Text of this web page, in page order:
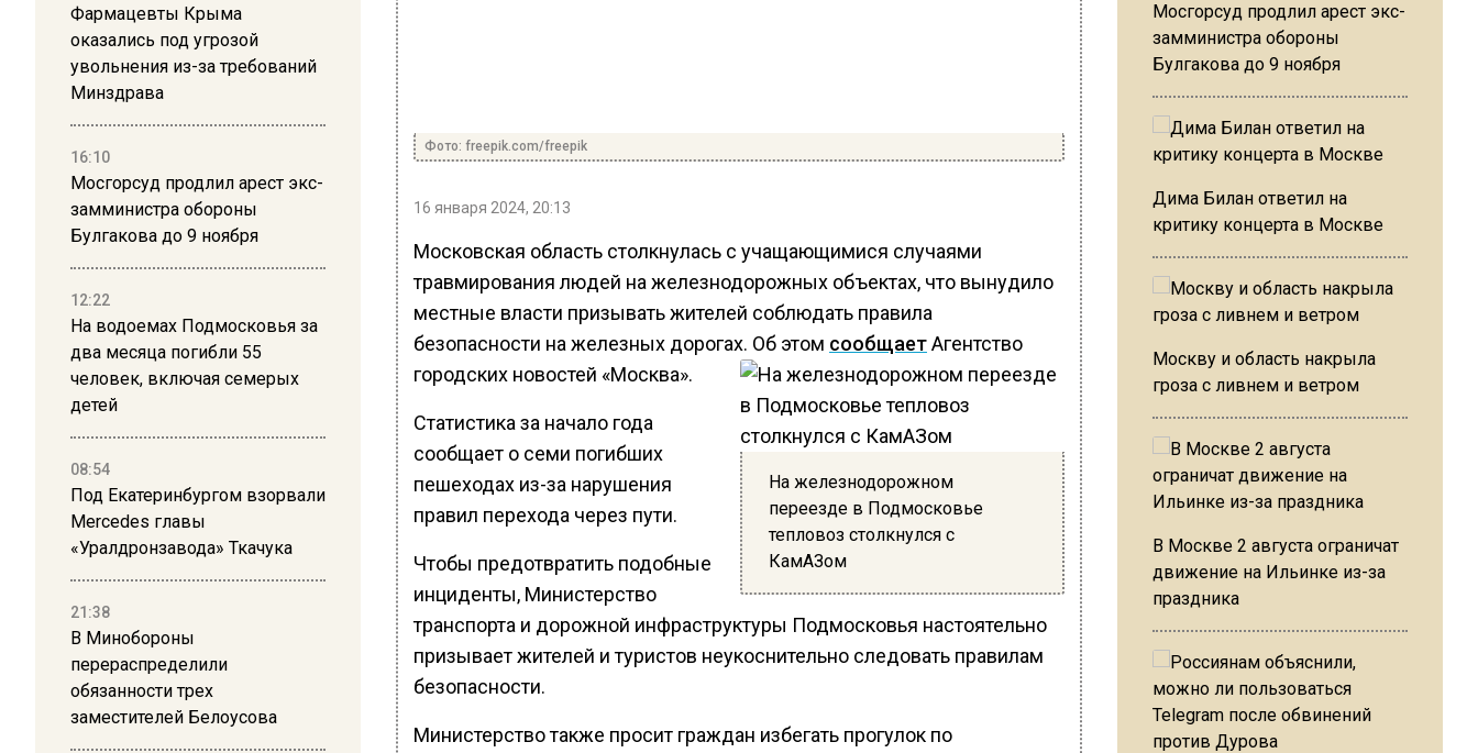
Фармацевты Крыма
оказались под угрозой
увольнения из-за требований
Минздрава
16:10
Мосгорсуд продлил арест экс-
замминистра обороны
Булгакова до 9 ноября
12:22
На водоемах Подмосковья за
два месяца погибли 55
человек, включая семерых
детей
08:54
Под Екатеринбургом взорвали
Mercedes главы
«Уралдронзавода» Ткачука
21:38
В Минобороны
перераспределили
обязанности трех
заместителей Белоусова
Фото: freepik.com/freepik
16 января 2024, 20:13
Московская область столкнулась с учащающимися случаями
травмирования людей на железнодорожных объектах, что вынудило
местные власти призывать жителей соблюдать правила
безопасности на железных дорогах. Об этом сообщаетАгентство
городских новостей «Москва».
На железнодорожном
переезде в Подмосковье
тепловоз столкнулся с
КамАЗом
Статистика за начало года
сообщает о семи погибших
пешеходах из-за нарушения
правил перехода через пути.
Чтобы предотвратить подобные
инциденты, Министерство
транспорта и дорожной инфраструктуры Подмосковья настоятельно
призывает жителей и туристов неукоснительно следовать правилам
безопасности.
Министерство также просит граждан избегать прогулок по
Мосгорсуд продлил арест экс-
замминистра обороны
Булгакова до 9 ноября
Дима Билан ответил на
критику концерта в Москве
Москву и область накрыла
гроза с ливнем и ветром
В Москве 2 августа ограничат
движение на Ильинке из-за
праздника